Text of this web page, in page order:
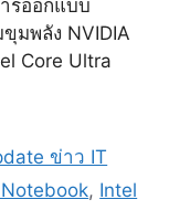
รออกแบบ
มพลัง NVIDIA
Core Ultra
ข่าว IT
, Intel